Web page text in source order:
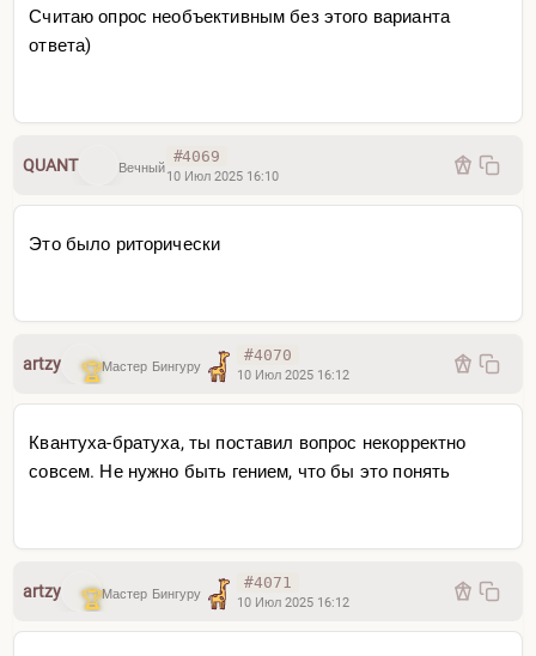
Считаю опрос необъективным без этого варианта
ответа)
QUANT Вечный
#4069
10 Июл 2025 16:10
Это было риторически
artzy Мастер Бингуру
#4070
10 Июл 2025 16:12
Квантуха-братуха, ты поставил вопрос некорректно
совсем. Не нужно быть гением, что бы это понять
artzy Мастер Бингуру
#4071
10 Июл 2025 16:12